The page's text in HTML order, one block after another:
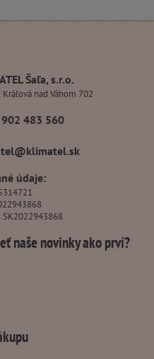
Šaľa, s​.r​.o​.
nad Váhom 702
483 560
údaje:
SK2022943868
naše novinky ako prví?